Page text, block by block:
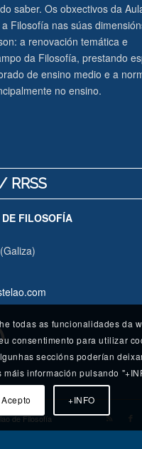
saber. Os obxectivos da
Filosofía nas súas
a renovación temática e
da Filosofía, prestando
de ensino medio e a
no ensino.
RRSS
FILOSOFÍA
de Filosofía
todas as funcionalidades da
consentimento para utilizar
seccións poderían
máis información pulsando
Acepto +INFO